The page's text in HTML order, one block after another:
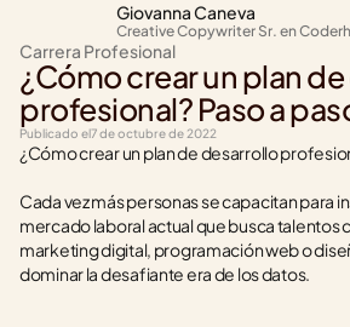
Giovanna Caneva
Creative Copywriter Sr. en
Carrera Profesional
¿Cómo crear un plan
profesional? Paso a
Publicado el7 de octubre de 2022
¿Cómo crear un plan de desarrollo
Cada vez más personas se capacitan para
mercado laboral actual que busca talentos
marketing digital, programación web o
dominar la desafiante era de los datos.